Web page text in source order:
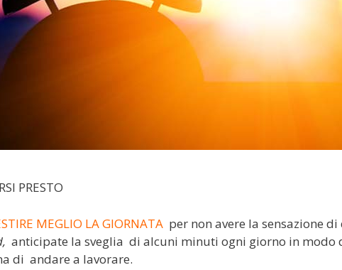
PRESTO
MEGLIO LA GIORNATA per non avere la sensazione
anticipate la sveglia di alcuni minuti ogni giorno in modo
di andare a lavorare.